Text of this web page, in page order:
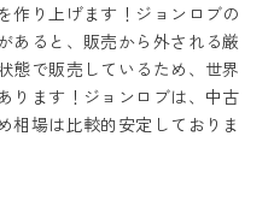
作り上げます！ジョンロブの
あると、販売から外される厳
態で販売しているため、世界
ります！ジョンロブは、中古
相場は比較的安定しておりま